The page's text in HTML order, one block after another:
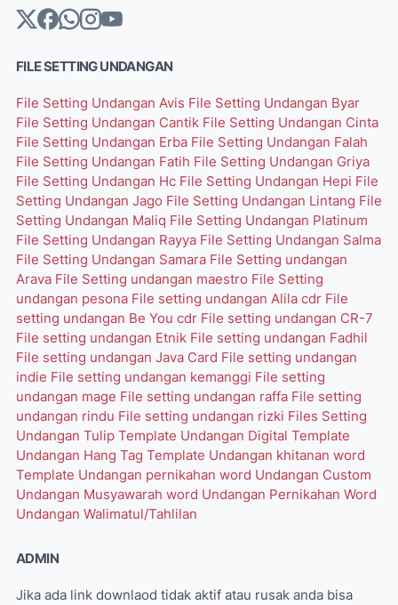
FILE SETTING UNDANGAN
File Setting Undangan Avis File Setting Undangan Byar
File Setting Undangan Cantik File Setting Undangan Cinta
File Setting Undangan Erba File Setting Undangan Falah
File Setting Undangan Fatih File Setting Undangan Griya
File Setting Undangan Hc File Setting Undangan Hepi File
Setting Undangan Jago File Setting Undangan Lintang File
Setting Undangan Maliq File Setting Undangan Platinum
File Setting Undangan Rayya File Setting Undangan Salma
File Setting Undangan Samara File Setting undangan
Arava File Setting undangan maestro File Setting
undangan pesona File setting undangan Alila cdr File
setting undangan Be You cdr File setting undangan CR-7
File setting undangan Etnik File setting undangan Fadhil
File setting undangan Java Card File setting undangan
indie File setting undangan kemanggi File setting
undangan mage File setting undangan raffa File setting
undangan rindu File setting undangan rizki Files Setting
Undangan Tulip Template Undangan Digital Template
Undangan Hang Tag Template Undangan khitanan word
Template Undangan pernikahan word Undangan Custom
Undangan Musyawarah word Undangan Pernikahan Word
Undangan Walimatul/Tahlilan
ADMIN
Jika ada link downlaod tidak aktif atau rusak anda bisa